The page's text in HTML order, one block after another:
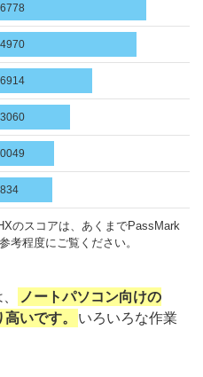
のスコアは、あくまでPassMark
考程度にご覧ください。
ノートパソコン向けの
いです。
いろいろな作業